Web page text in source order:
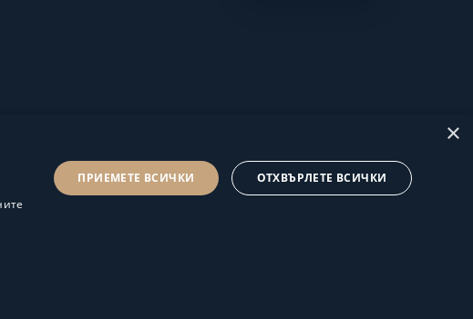
×
ПРИЕМЕТЕ ВСИЧКИ ОТХВЪРЛЕТЕ ВСИЧКИ